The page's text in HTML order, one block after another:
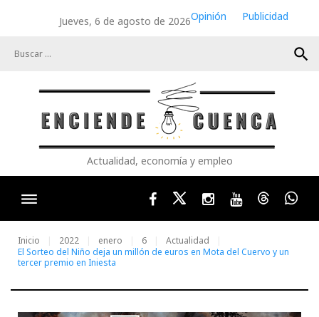
Jueves, 6 de agosto de 2026Opinión
Publicidad
search
Actualidad, economía y empleo
FacebookTwitterInstagram
YoutubeThreads
Inicio 2022 enero 6
Actualidad
El Sorteo del Niño deja un millón de euros en Mota del Cuervo y un
tercer premio en Iniesta